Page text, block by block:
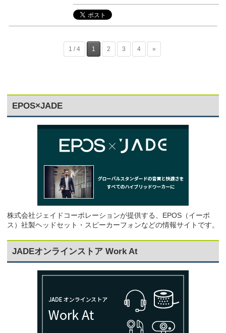
1 / 4 1 2 3 4 »
EPOS×JADE
株式会社ジェイドコーポレーションが提供する、EPOS（イーポ
ス）社製ヘッドセット・スピーカーフォンなどの情報サイトです。
JADEオンラインストア Work At